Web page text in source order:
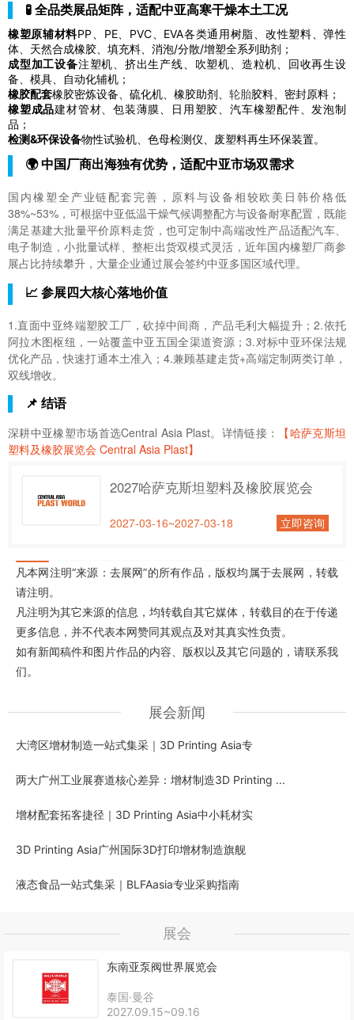
🧪 全品类展品矩阵，适配中亚高寒干燥本土工况
橡塑原辅材料PP、PE、PVC、EVA各类通用树脂、改性塑料、弹性
体、天然合成橡胶、填充料、消泡/分散/增塑全系列助剂；
成型加工设备注塑机、挤出生产线、吹塑机、造粒机、回收再生设
备、模具、自动化辅机；
橡胶配套橡胶密炼设备、硫化机、橡胶助剂、 轮胎胶料、密封原料；
橡塑成品建材管材、包装薄膜、日用塑胶、汽车橡塑配件、发泡制
品；
检测&环保设备物性试验机、色母检测仪、废塑料再生环保装置。
🌍 中国厂商出海独有优势，适配中亚市场双需求
国内橡塑全产业链配套完善，原料与设备相较欧美日韩价格低
38%~53%，可根据中亚低温干燥气候调整配方与设备耐寒配置，既能
满足基建大批量平价原料走货，也可定制中高端改性产品适配汽车、
电子制造，小批量试样、整柜出货双模式灵活，近年国内橡塑厂商参
展占比持续攀升，大量企业通过展会签约中亚多国区域代理。
📈 参展四大核心落地价值
1.直面中亚终端塑胶工厂，砍掉中间商，产品毛利大幅提升；2.依托
阿拉木图枢纽，一站覆盖中亚五国全渠道资源；3.对标中亚环保法规
优化产品，快速打通本土准入；4.兼顾基建走货+高端定制两类订单，
双线增收。
📌 结语
深耕中亚橡塑市场首选Central Asia Plast。详情链接：
【哈萨克斯坦
塑料及橡胶展览会 Central Asia Plast】
2027哈萨克斯坦塑料及橡胶展览会
2027-03-16~2027-03-18 立即咨询
凡本网注明“来源：去展网”的所有作品，版权均属于去展网，转载
请注明。
凡注明为其它来源的信息，均转载自其它媒体，转载目的在于传递
更多信息，并不代表本网赞同其观点及对其真实性负责。
如有新闻稿件和图片作品的内容、版权以及其它问题的，请联系我
们。
展会新闻
大湾区增材制造一站式集采｜3D Printing Asia专
两大广州工业展赛道核心差异：增材制造3D Printing ...
增材配套拓客捷径｜3D Printing Asia中小耗材实
3D Printing Asia广州国际3D打印增材制造旗舰
液态食品一站式集采｜BLFAasia专业采购指南
展会
东南亚泵阀世界展览会
泰国·曼谷
2027.09.15~09.16